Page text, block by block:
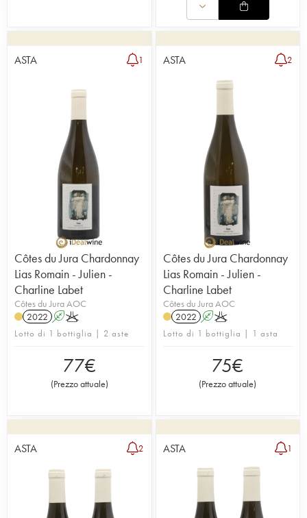
ASTA 1
Côtes du Jura Chardonnay
Lias Romain - Julien -
Charline Labet
Côtes du Jura AOC
2022 AK
Lotto di 1 bottiglia | 2 aste
77€
(Prezzo attuale)
ASTA 2
Côtes du Jura Chardonnay
Lias Romain - Julien -
Charline Labet
Côtes du Jura AOC
2022 AK
Lotto di 1 bottiglia | 1 asta
75€
(Prezzo attuale)
ASTA 2 ASTA 1